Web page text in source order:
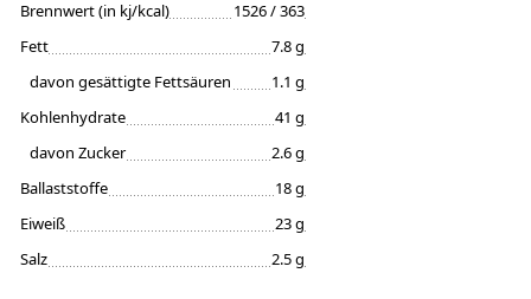
Brennwert (in kj/kcal)
1526 / 363
Fett
7.8 g
davon gesättigte Fettsäuren
1.1 g
Kohlenhydrate
41 g
davon Zucker
2.6 g
Ballaststoffe
18 g
Eiweiß
23 g
Salz
2.5 g